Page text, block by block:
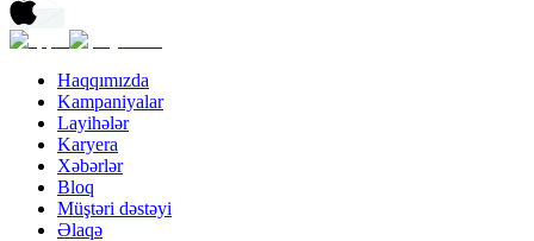
Haqqımızda
Kampaniyalar
Layihələr
Karyera
Xəbərlər
Bloq
Müştəri dəstəyi
Əlaqə